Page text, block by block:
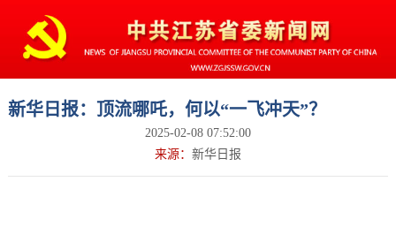
新华日报：顶流哪吒，何以“一飞冲天”？
2025-02-08 07:52:00
来源： 新华日报